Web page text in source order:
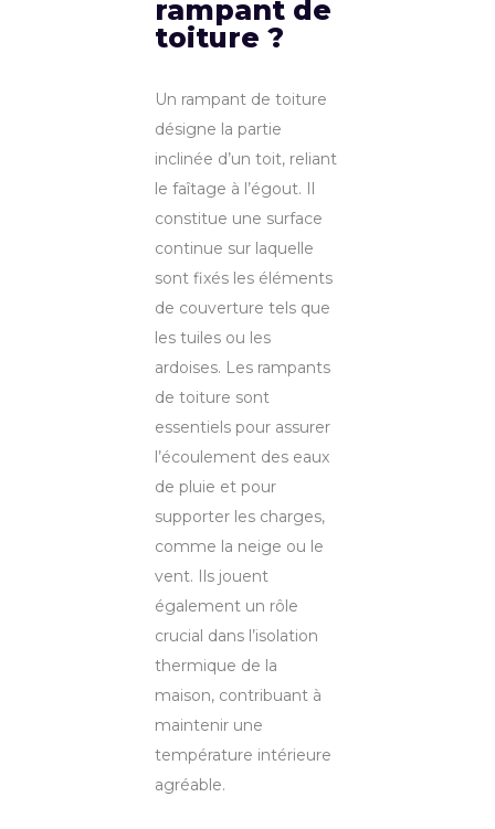
rampant de
toiture ?
Un rampant de toiture
désigne la partie
inclinée d’un toit, reliant
le faîtage à l’égout. Il
constitue une surface
continue sur laquelle
sont fixés les éléments
de couverture tels que
les tuiles ou les
ardoises. Les rampants
de toiture sont
essentiels pour assurer
l’écoulement des eaux
de pluie et pour
supporter les charges,
comme la neige ou le
vent. Ils jouent
également un rôle
crucial dans l’isolation
thermique de la
maison, contribuant à
maintenir une
température intérieure
agréable.